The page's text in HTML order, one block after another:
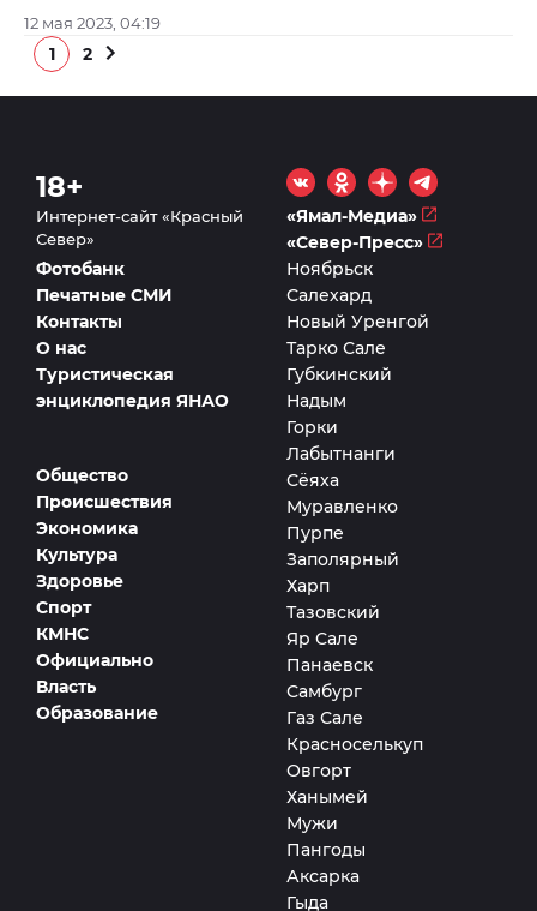
12 мая 2023, 04:19
1 2
18+
Интернет-сайт «Красный
Север»
«Ямал-Медиа»
«Север-Пресс»
Общество
Происшествия
Экономика
Культура
Здоровье
Спорт
КМНС
Официально
Власть
Образование
Фотобанк
Печатные СМИ
Контакты
О нас
Туристическая
энциклопедия ЯНАО
Ноябрьск
Салехард
Новый Уренгой
Тарко Сале
Губкинский
Надым
Горки
Лабытнанги
Сёяха
Муравленко
Пурпе
Заполярный
Харп
Тазовский
Яр Сале
Панаевск
Самбург
Газ Сале
Красноселькуп
Овгорт
Ханымей
Мужи
Пангоды
Аксарка
Гыда